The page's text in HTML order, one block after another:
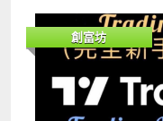
Footprint chart教學
方法 4.如何快速將
本 5.如何快速學懂用
易策略autotrade 6.
69091306 或電郵
創富坊